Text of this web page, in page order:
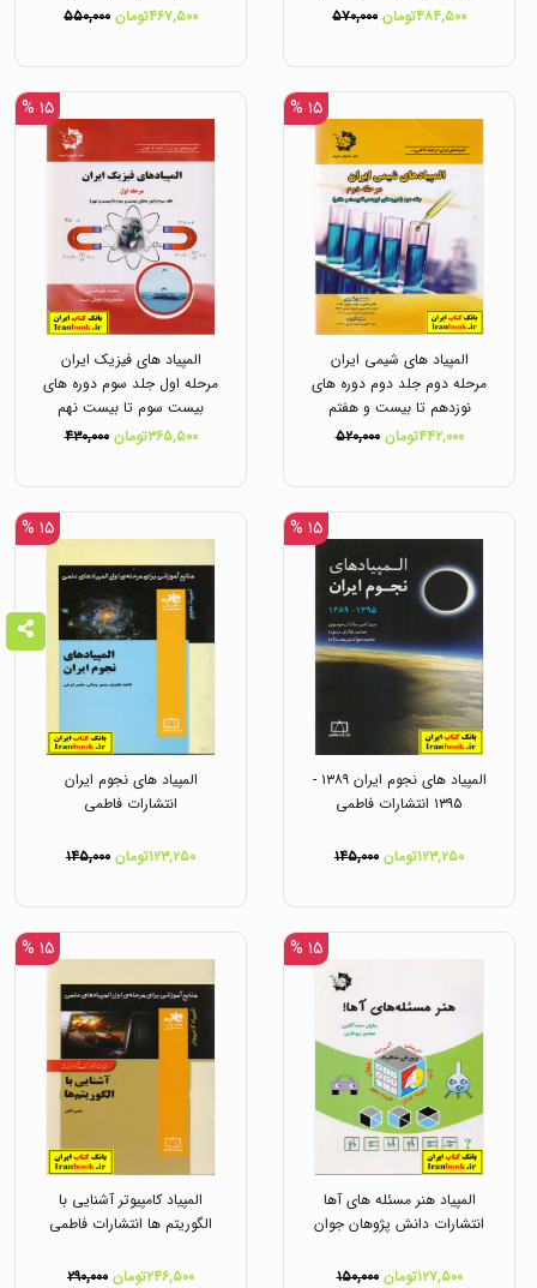
انتشارات دانش پژوهان جوان
۴۸۴,۵۰۰تومان ۵۷۰,۰۰۰
دانش پژوهان جوان
۴۶۷,۵۰۰تومان ۵۵۰,۰۰۰
۱۵ %
المپیاد های شیمی ایران
مرحله دوم جلد دوم دوره های
نوزدهم تا بیست و هفتم
انتشارات دانش پژوهان جوان
۴۴۲,۰۰۰تومان ۵۲۰,۰۰۰
۱۵ %
المپیاد های فیزیک ایران
مرحله اول جلد سوم دوره های
بیست سوم تا بیست نهم
دانش پزوهان جوان
۳۶۵,۵۰۰تومان ۴۳۰,۰۰۰
۱۵ %
المپیاد های نجوم ایران ۱۳۸۹ -
۱۳۹۵ انتشارات فاطمی
۱۲۳,۲۵۰تومان ۱۴۵,۰۰۰
۱۵ %
المپیاد های نجوم ایران
انتشارات فاطمی
۱۲۳,۲۵۰تومان ۱۴۵,۰۰۰
۱۵ %
المپیاد هنر مسئله های آها
انتشارات دانش پژوهان جوان
۱۲۷,۵۰۰تومان ۱۵۰,۰۰۰
۱۵ %
المپیاد کامپیوتر آشنایی با
الگوریتم ها انتشارات فاطمی
۲۴۶,۵۰۰تومان ۲۹۰,۰۰۰